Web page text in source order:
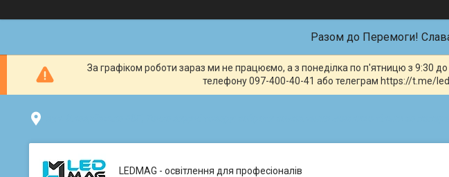
Разом до Перемоги!
За графіком роботи зараз ми не працюємо, а з понеділка по п'ятницю з 9:30
телефону 097-400-40-41 або телеграм https://t.me/
LEDMAG - освітлення для професіоналів